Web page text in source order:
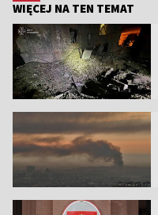
WIĘCEJ NA TEN TEMAT